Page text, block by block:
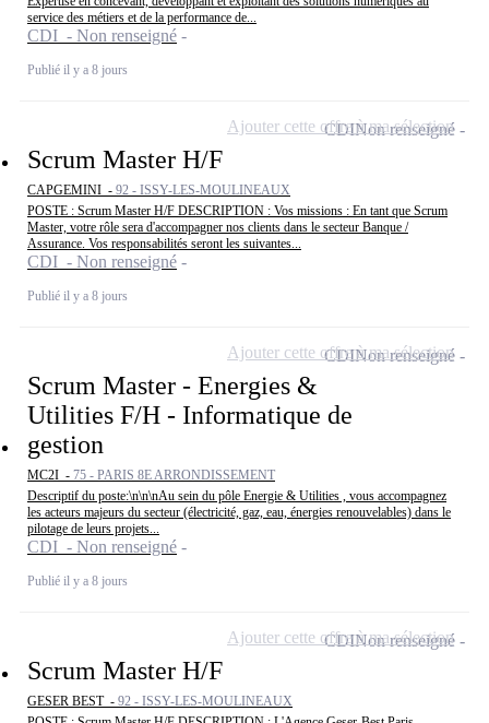
service des métiers et de la performance de...
CDI - Non renseigné
Publié il y a 8 jours
Scrum Master H/F
CAPGEMINI - 92 - ISSY-LES-MOULINEAUX
POSTE : Scrum Master H/F DESCRIPTION : Vos missions : En tant que Scrum
Master, votre rôle sera d'accompagner nos clients dans le secteur Banque /
Assurance. Vos responsabilités seront les suivantes...
CDI - Non renseigné
Publié il y a 8 jours
CDINon renseigné
Ajouter cette offre à ma sélection
Scrum Master - Energies &
Utilities F/H - Informatique de
gestion
MC2I - 75 - PARIS 8E ARRONDISSEMENT
Descriptif du poste:\n\n\nAu sein du pôle Energie & Utilities , vous accompagnez
les acteurs majeurs du secteur (électricité, gaz, eau, énergies renouvelables) dans le
pilotage de leurs projets...
CDI - Non renseigné
Publié il y a 8 jours
CDINon renseigné
Ajouter cette offre à ma sélection
Scrum Master H/F
GESER BEST - 92 - ISSY-LES-MOULINEAUX
CDINon renseigné
Ajouter cette offre à ma sélection